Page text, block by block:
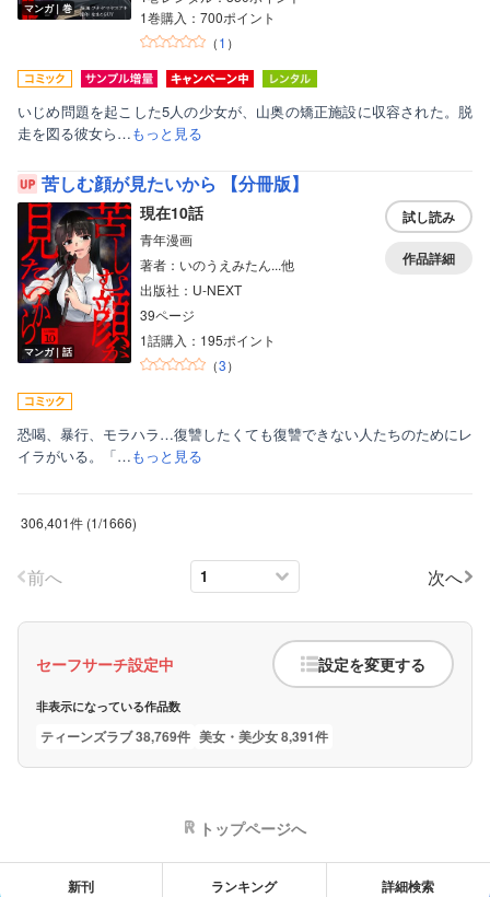
マンガ｜巻
1巻購入：700ポイント
（1 ）
いじめ問題を起こした5人の少女が、山奥の矯正施設に収容された。脱
走を図る彼女ら…もっと見る
苦しむ顔が見たいから 【分冊版】
マンガ｜話
現在10話
青年漫画
著者：いのうえみたん...他
出版社：U-NEXT
39ページ
1話購入：195ポイント
（3）
試し読み
作品詳細
恐喝、暴行、モラハラ…復讐したくても復讐できない人たちのためにレ
イラがいる。「…もっと見る
306,401件 (1/1666)
前へ 次へ
セーフサーチ設定中 設定を変更する
非表示になっている作品数
ティーンズラブ 38,769件 美女・美少女 8,391件
トップページへ
新刊 ランキング 詳細検索